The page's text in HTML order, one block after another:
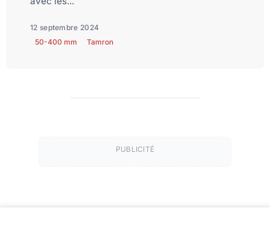
12 septembre 2024
50-400 mm
Tamron
PUBLICITÉ